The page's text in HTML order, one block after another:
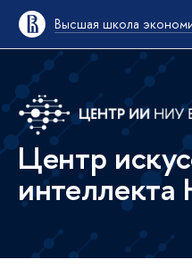
Высшая школа
Центр